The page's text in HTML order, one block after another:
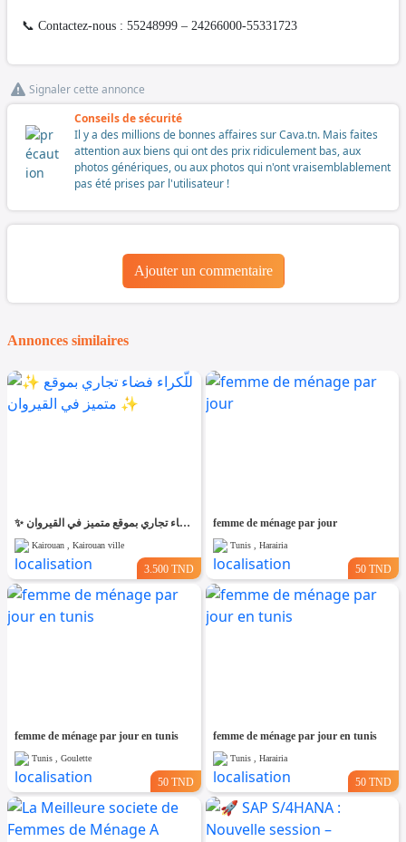
📞 Contactez-nous : 55248999 – 24266000-55331723
Signaler cette annonce
Conseils de sécurité
Il y a des millions de bonnes affaires sur Cava.tn. Mais faites
attention aux biens qui ont des prix ridiculement bas, aux
photos génériques, ou aux photos qui n'ont vraisemblablement
pas été prises par l'utilisateur !
Ajouter un commentaire
Annonces similaires
✨ للّكراء فضاء تجاري بموقع متميز في القيروان ✨
Kairouan , Kairouan ville
3.500 TND
femme de ménage par jour
Tunis , Harairia
50 TND
femme de ménage par jour en tunis
Tunis , Goulette
50 TND
femme de ménage par jour en tunis
Tunis , Harairia
50 TND